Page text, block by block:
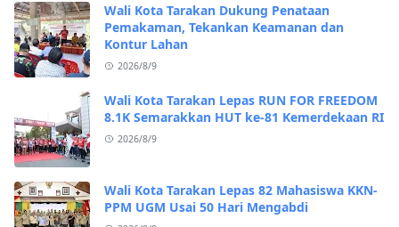
Wali Kota Tarakan Dukung Penataan
Pemakaman, Tekankan Keamanan dan
Kontur Lahan
2026/8/9
Wali Kota Tarakan Lepas RUN FOR FREEDOM
8.1K Semarakkan HUT ke-81 Kemerdekaan RI
2026/8/9
Wali Kota Tarakan Lepas 82 Mahasiswa KKN-
PPM UGM Usai 50 Hari Mengabdi